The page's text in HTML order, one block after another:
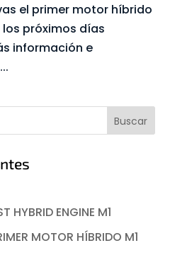
el primer motor híbrido
los próximos días
información e
HYBRID ENGINE M1
MOTOR HÍBRIDO M1